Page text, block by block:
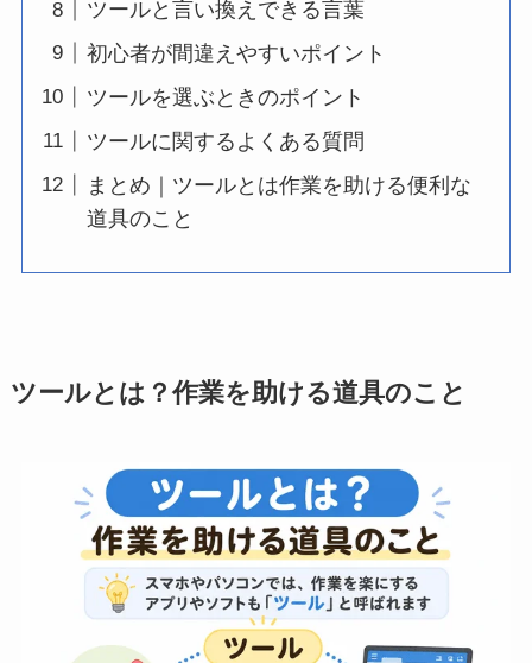
ツールと言い換えできる言葉
初心者が間違えやすいポイント
ツールを選ぶときのポイント
ツールに関するよくある質問
まとめ｜ツールとは作業を助ける便利な
道具のこと
ツールとは？作業を助ける道具のこと